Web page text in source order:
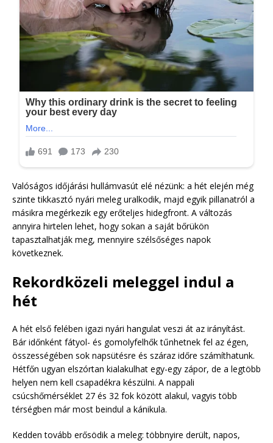
Valóságos időjárási hullámvasút elé nézünk: a hét elején még
szinte tikkasztó nyári meleg uralkodik, majd egyik pillanatról a
másikra megérkezik egy erőteljes hidegfront. A változás
annyira hirtelen lehet, hogy sokan a saját bőrükön
tapasztalhatják meg, mennyire szélsőséges napok
következnek.
Rekordközeli meleggel indul a
hét
A hét első felében igazi nyári hangulat veszi át az irányítást.
Bár időnként fátyol- és gomolyfelhők tűnhetnek fel az égen,
összességében sok napsütésre és száraz időre számíthatunk.
Hétfőn ugyan elszórtan kialakulhat egy-egy zápor, de a legtöbb
helyen nem kell csapadékra készülni. A nappali
csúcshőmérséklet 27 és 32 fok között alakul, vagyis több
térségben már most beindul a kánikula.
Kedden tovább erősödik a meleg: többnyire derült, napos,